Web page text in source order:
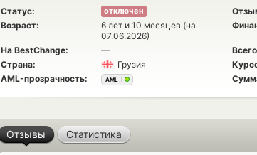
Статус: отключен
Возраст:
6 лет и 10 месяцев (на
07.06.2026)
На BestChange: —
Страна:
Грузия
AML-прозрачность:
AML
Отзывы Статистика